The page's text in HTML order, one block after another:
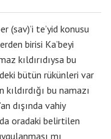
(sav)’i te’yid konusu
birisi Ka’beyi
kıldırıdıysa bu
bütün rükünleri var
bu namazı
dışında vahiy
oradaki belirtilen
mı